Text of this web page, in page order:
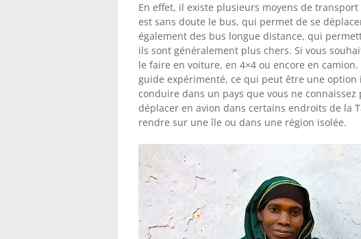
En effet, il existe plusieurs moyens de
est sans doute le bus, qui permet de se
également des bus longue distance, qui
ils sont généralement plus chers. Si vous
le faire en voiture, en 4×4 ou encore en
guide expérimenté, ce qui peut être une option
conduire dans un pays que vous ne
déplacer en avion dans certains endroits de la
rendre sur une île ou dans une région isolée.